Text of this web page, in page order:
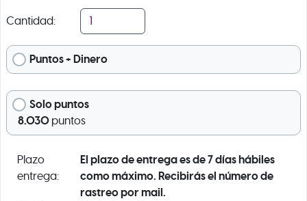
Cantidad:
Puntos + Dinero
Solo puntos
8.030 puntos
Plazo
entrega:
El plazo de entrega es de 7 días hábiles
como máximo. Recibirás el número de
rastreo por mail.